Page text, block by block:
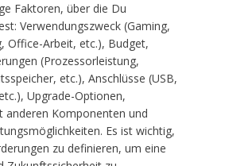
Faktoren, über die Du
Verwendungszweck (Gaming,
Office-Arbeit, etc.), Budget,
(Prozessorleistung,
etc.), Anschlüsse (USB,
Upgrade-Optionen,
anderen Komponenten und
Es ist wichtig,
zu definieren, um eine